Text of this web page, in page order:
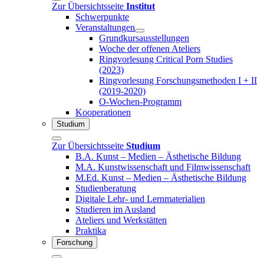
Zur Übersichtsseite Institut
Schwerpunkte
Veranstaltungen
Grundkursausstellungen
Woche der offenen Ateliers
Ringvorlesung Critical Porn Studies
(2023)
Ringvorlesung Forschungsmethoden I + II
(2019-2020)
O-Wochen-Programm
Kooperationen
Studium
Zur Übersichtsseite Studium
B.A. Kunst – Medien – Ästhetische Bildung
M.A. Kunstwissenschaft und Filmwissenschaft
M.Ed. Kunst – Medien – Ästhetische Bildung
Studienberatung
Digitale Lehr- und Lernmaterialien
Studieren im Ausland
Ateliers und Werkstätten
Praktika
Forschung